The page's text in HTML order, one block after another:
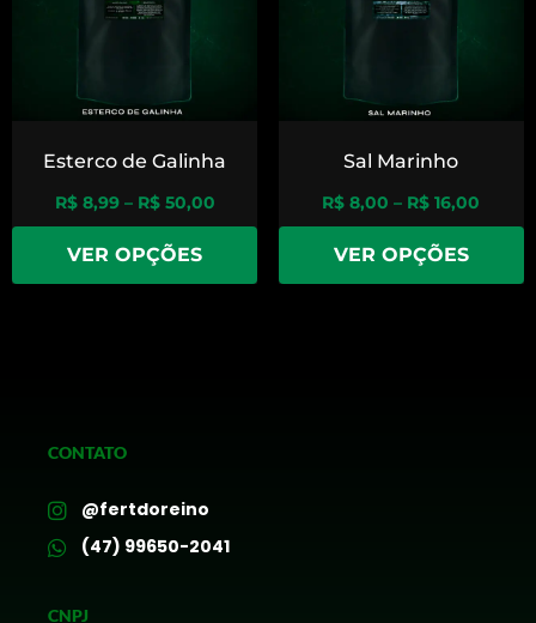
Esterco de Galinha
R$8,99 – R$50,00
VER OPÇÕES
Sal Marinho
R$ 8,00 – R$ 16,00
VER OPÇÕES
CONTATO
@fertdoreino
(47) 99650-2041
CNPJ